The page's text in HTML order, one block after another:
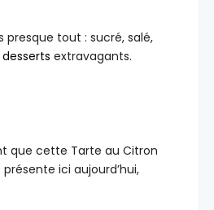
presque tout : sucré, salé,
extravagants.
que cette Tarte au Citron
ici aujourd’hui,